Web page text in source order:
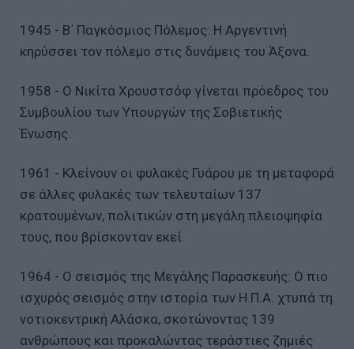
1945 - Β΄ Παγκόσμιος Πόλεμος: Η Αργεντινή
κηρύσσει τον πόλεμο στις δυνάμεις του Άξονα.
1958 - Ο Νικίτα Χρουστσόφ γίνεται πρόεδρος του
Συμβουλίου των Υπουργών της Σοβιετικής
Ένωσης.
1961 - Κλείνουν οι φυλακές Γυάρου με τη μεταφορά
σε άλλες φυλακές των τελευταίων 137
κρατουμένων, πολιτικών στη μεγάλη πλειοψηφία
τους, που βρίσκονταν εκεί.
1964 - Ο σεισμός της Μεγάλης Παρασκευής: Ο πιο
ισχυρός σεισμός στην ιστορία των Η.Π.Α. χτυπά τη
νοτιοκεντρική Αλάσκα, σκοτώνοντας 139
ανθρώπους και προκαλώντας τεράστιες ζημιές